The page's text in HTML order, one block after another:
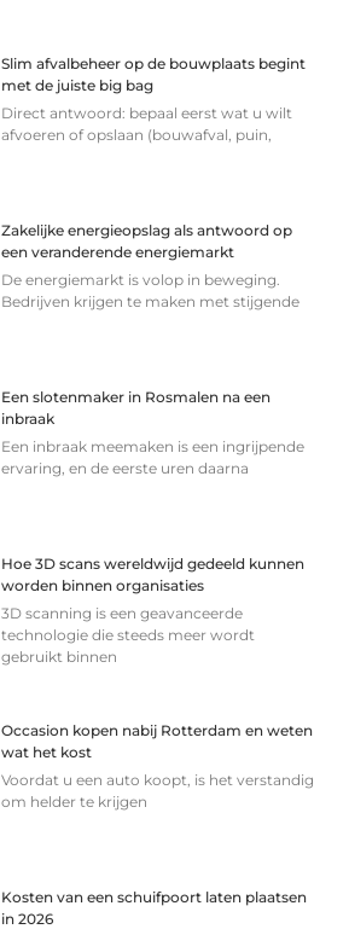
Slim afvalbeheer op de bouwplaats begint
met de juiste big bag
Direct antwoord: bepaal eerst wat u wilt
afvoeren of opslaan (bouwafval, puin,
Zakelijke energieopslag als antwoord op
een veranderende energiemarkt
De energiemarkt is volop in beweging.
Bedrijven krijgen te maken met stijgende
Een slotenmaker in Rosmalen na een
inbraak
Een inbraak meemaken is een ingrijpende
ervaring, en de eerste uren daarna
Hoe 3D scans wereldwijd gedeeld kunnen
worden binnen organisaties
3D scanning is een geavanceerde
technologie die steeds meer wordt
gebruikt binnen
Occasion kopen nabij Rotterdam en weten
wat het kost
Voordat u een auto koopt, is het verstandig
om helder te krijgen
Kosten van een schuifpoort laten plaatsen
in 2026